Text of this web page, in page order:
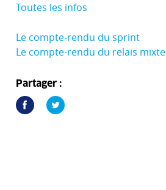
Toutes les infos
Le compte-rendu du sprint
Le compte-rendu du relais mixte
Partager :